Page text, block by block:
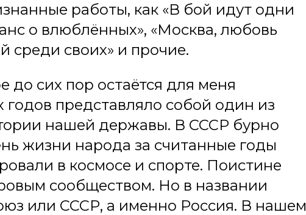
работы, как «В бой идут одни
о влюблённых», «Москва, любовь
среди своих» и прочие.
до сих пор остаётся для меня
представляло собой один из
нашей державы. В СССР бурно
жизни народа за считанные годы
в космосе и спорте. Поистине
сообществом. Но в названии
или СССР, а именно Россия. В нашем